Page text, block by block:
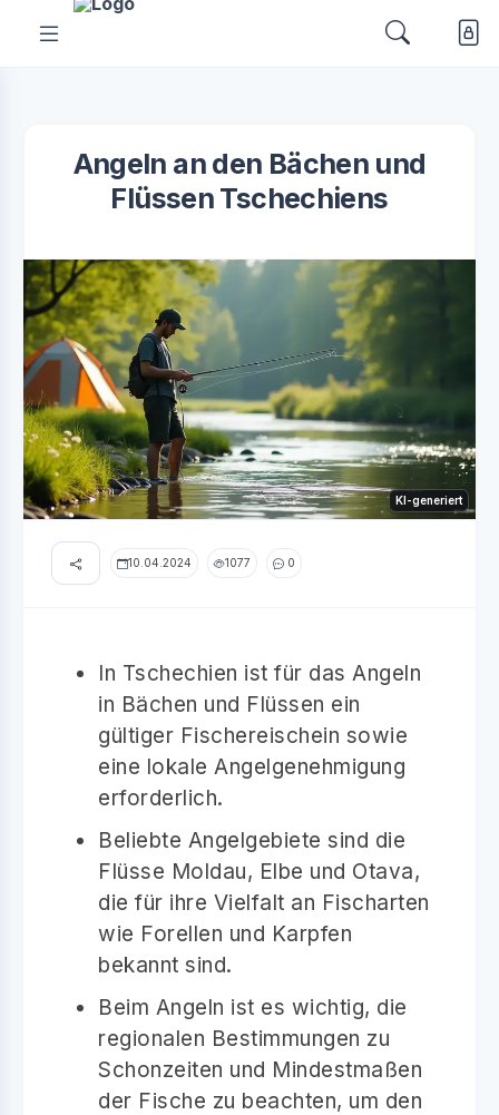
Angeln an den Bächen und
Flüssen Tschechiens
KI-generiert
10.04.2024 1077 0
In Tschechien ist für das Angeln
in Bächen und Flüssen ein
gültiger Fischereischein sowie
eine lokale Angelgenehmigung
erforderlich.
Beliebte Angelgebiete sind die
Flüsse Moldau, Elbe und Otava,
die für ihre Vielfalt an Fischarten
wie Forellen und Karpfen
bekannt sind.
Beim Angeln ist es wichtig, die
regionalen Bestimmungen zu
Schonzeiten und Mindestmaßen
der Fische zu beachten, um den